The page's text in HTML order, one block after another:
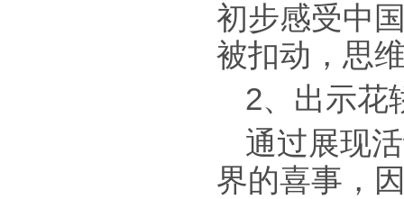
初步感受中
被扣动，思
2、出示花
通过展现
界的喜事，